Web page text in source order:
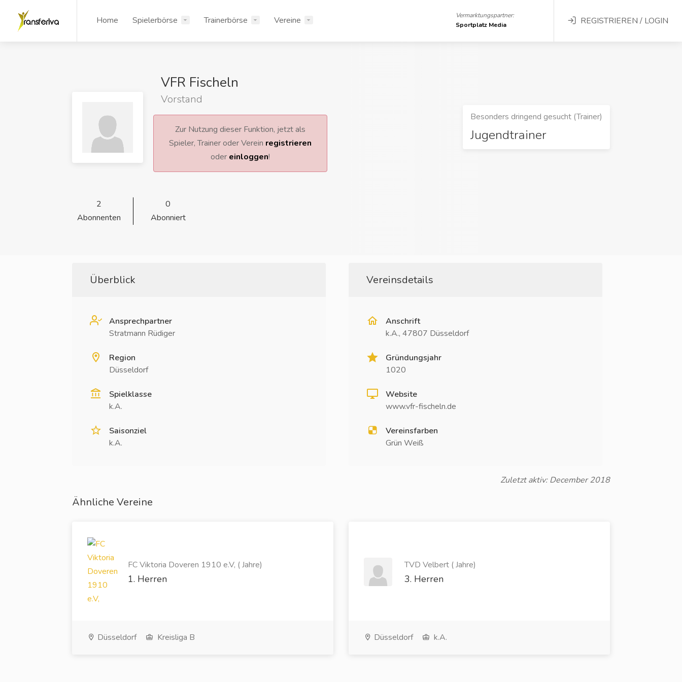
Home Spielerbörse Trainerbörse Vereine
Vermarktungspartner:
Sportplatz Media
REGISTRIEREN / LOGIN
VFR Fischeln
Vorstand
Zur Nutzung dieser Funktion, jetzt als
Spieler, Trainer oder Verein registrieren
oder einloggen!
Besonders dringend gesucht (Trainer)
Jugendtrainer
2
Abonnenten
0
Abonniert
Überblick
Ansprechpartner
Stratmann Rüdiger
Region
Düsseldorf
Spielklasse
k.A.
Saisonziel
k.A.
Vereinsdetails
Anschrift
k.A., 47807 Düsseldorf
Gründungsjahr
1020
Website
www.vfr-fischeln.de
Vereinsfarben
Grün Weiß
Zuletzt aktiv: December 2018
Ähnliche Vereine
FC Viktoria Doveren 1910 e.V, ( Jahre)
1. Herren
Düsseldorf Kreisliga B
TVD Velbert ( Jahre)
3. Herren
Düsseldorf k.A.